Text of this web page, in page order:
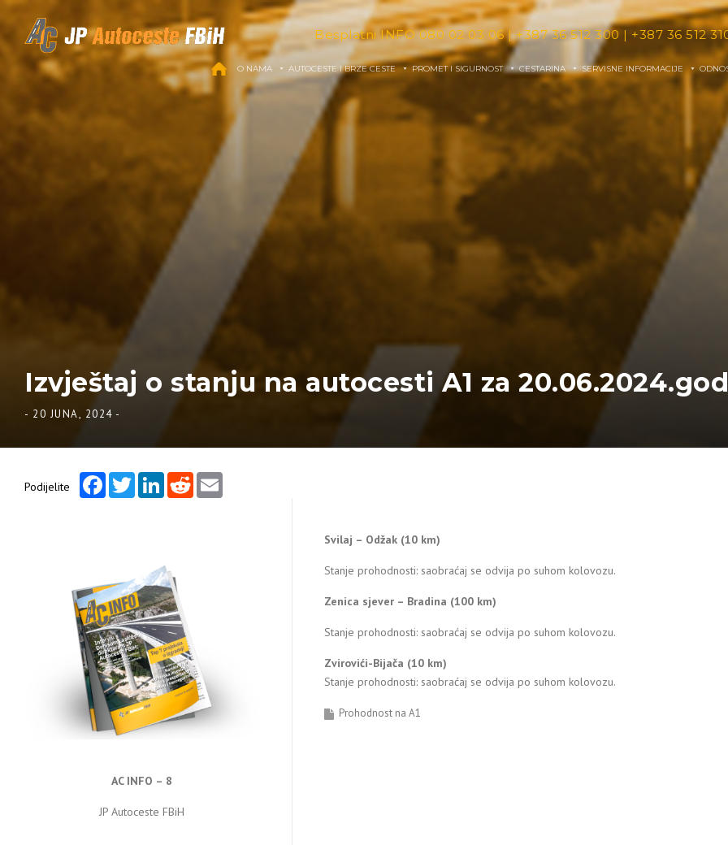
Skip to content
Besplatni INFO080 02 03 06|+387 36 512 300 | +387 36 512
O NAMA AUTOCESTE I BRZE CESTE PROMET I SIGURNOST CESTARINA SERVISNE INFORMACIJE
Izvještaj o stanju na autocesti A1 za 20.06.2024.god
- 20 JUNA, 2024 -
Podijelite
FacebookTwitterLinkedInReddit
Svilaj – Odžak (10 km)
Stanje prohodnosti: saobraćaj se odvija po suhom kolovozu.
Zenica sjever – Bradina (100 km)
Stanje prohodnosti: saobraćaj se odvija po suhom kolovozu.
Zvirovići-Bijača (10 km)
Stanje prohodnosti: saobraćaj se odvija po suhom kolovozu.
Prohodnost na A1
AC INFO – 8
JP Autoceste FBiH